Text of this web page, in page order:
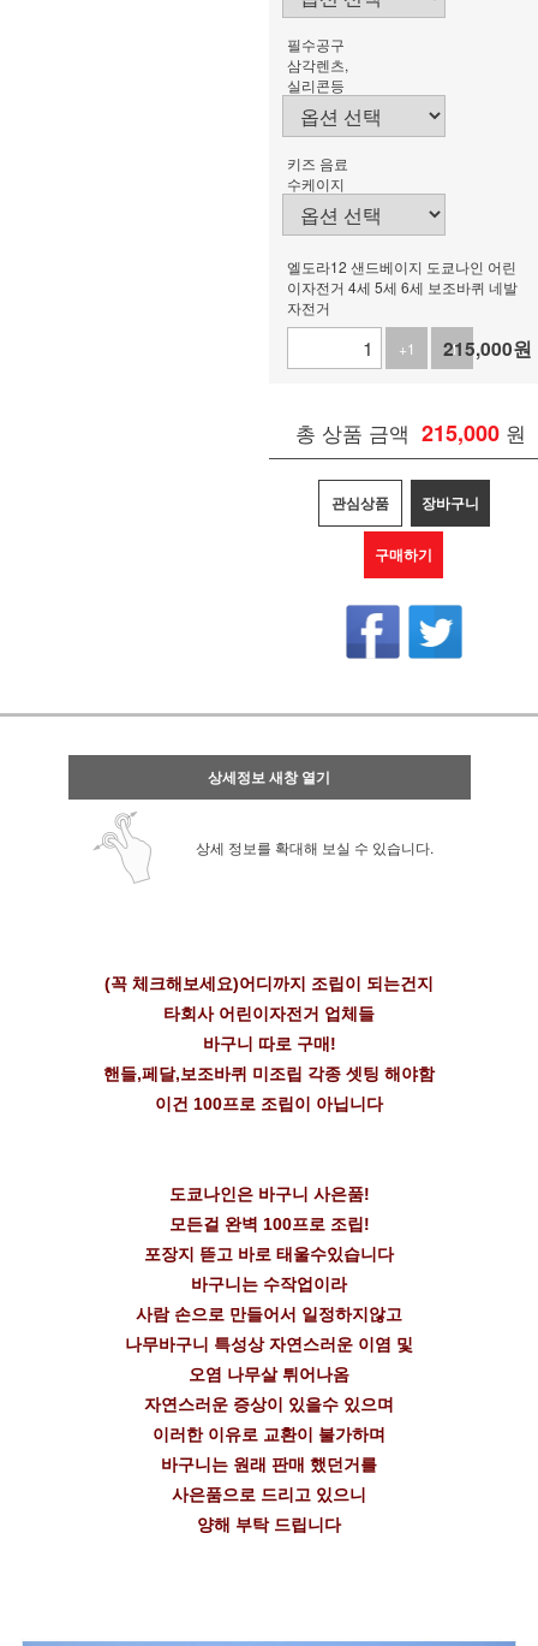
필수공구
삼각렌츠,
실리콘등
키즈 음료
수케이지
엘도라12 샌드베이지 도쿄나인 어린
이자전거 4세 5세 6세 보조바퀴 네발
자전거
+1
-1
215,000원
총 상품 금액 215,000 원
관심상품 장바구니
구매하기
상세정보 새창 열기
상세 정보를 확대해 보실 수 있습니다.
(꼭 체크해보세요)어디까지 조립이 되는건지
타회사 어린이자전거 업체들
바구니 따로 구매!
핸들,페달,보조바퀴 미조립 각종 셋팅 해야함
이건 100프로 조립이 아닙니다
도쿄나인은 바구니 사은품!
모든걸 완벽 100프로 조립!
포장지 뜯고 바로 태울수있습니다
바구니는 수작업이라
사람 손으로 만들어서 일정하지않고
나무바구니 특성상 자연스러운 이염 및
오염 나무살 튀어나옴
자연스러운 증상이 있을수 있으며
이러한 이유로 교환이 불가하며
바구니는 원래 판매 했던거를
사은품으로 드리고 있으니
양해 부탁 드립니다